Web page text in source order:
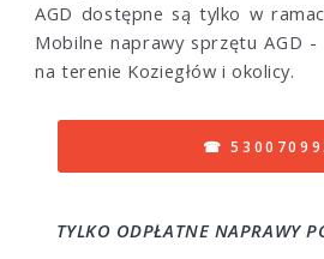
AGD dostępne są tylko w
Mobilne naprawy sprzętu AGD
na terenie Koziegłów i okolicy.
☎
TYLKO ODPŁATNE NAPRAWY